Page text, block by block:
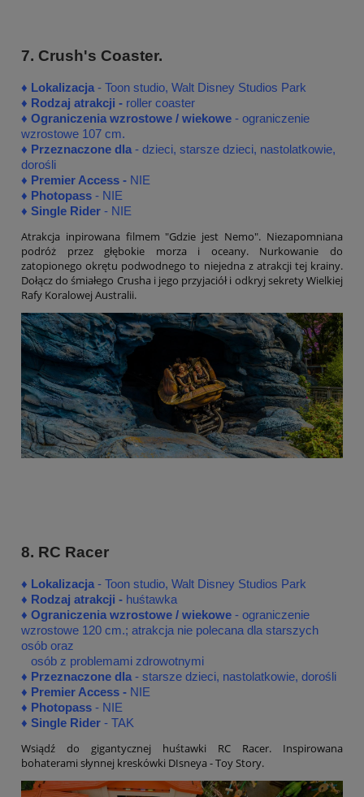
7. Crush's Coaster.
♦ Lokalizacja - Toon studio, Walt Disney Studios Park
♦ Rodzaj atrakcji - roller coaster
♦ Ograniczenia wzrostowe / wiekowe - ograniczenie
wzrostowe 107 cm.
♦ Przeznaczone dla - dzieci, starsze dzieci, nastolatkowie,
dorośli
♦ Premier Access - NIE
♦ Photopass - NIE
♦ Single Rider - NIE
Atrakcja inpirowana filmem "Gdzie jest Nemo". Niezapomniana
podróż przez głębokie morza i oceany. Nurkowanie do
zatopionego okrętu podwodnego to niejedna z atrakcji tej krainy.
Dołącz do śmiałego Crusha i jego przyjaciół i odkryj sekrety Wielkiej
Rafy Koralowej Australii.
8. RC Racer
♦ Lokalizacja - Toon studio, Walt Disney Studios Park
♦ Rodzaj atrakcji - huśtawka
♦ Ograniczenia wzrostowe / wiekowe - ograniczenie
wzrostowe 120 cm.; atrakcja nie polecana dla starszych
osób oraz
osób z problemami zdrowotnymi
♦ Przeznaczone dla - starsze dzieci, nastolatkowie, dorośli
♦ Premier Access - NIE
♦ Photopass - NIE
♦ Single Rider - TAK
Wsiądź do gigantycznej huśtawki RC Racer. Inspirowana
bohaterami słynnej kreskówki DIsneya - Toy Story.